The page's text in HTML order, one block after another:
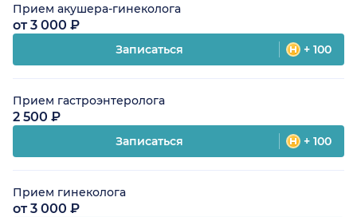
Прием акушера-гинеколога
от 3 000 ₽
Записаться + 100
Прием гастроэнтеролога
2 500 ₽
Записаться + 100
Прием гинеколога
от 3 000 ₽